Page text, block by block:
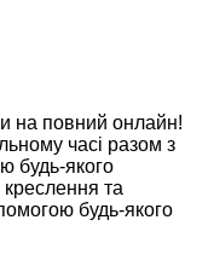
на повний онлайн!
часі разом з
будь-якого
та
будь-якого